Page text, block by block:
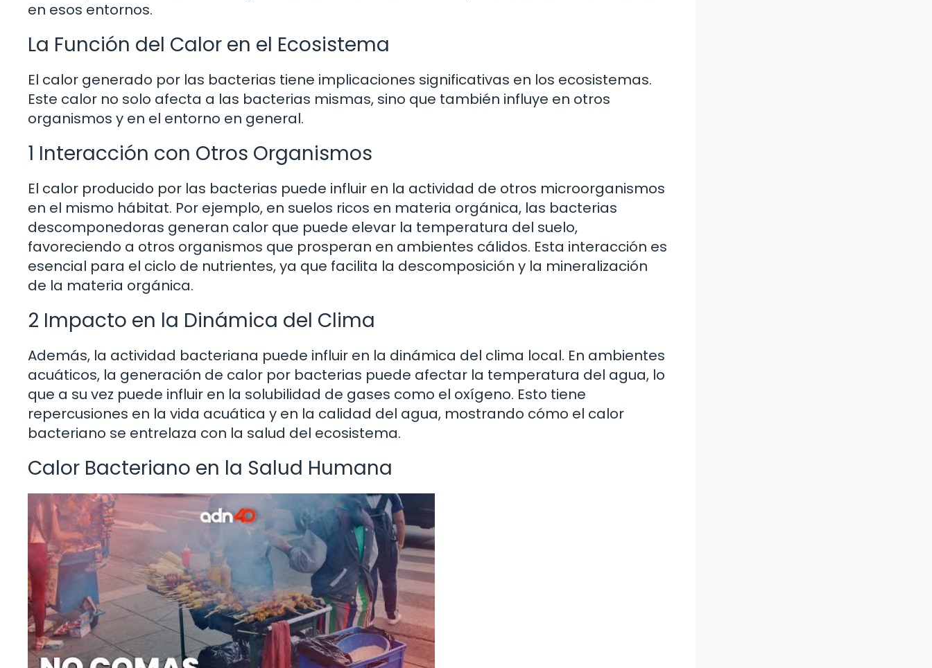
en esos entornos.
La Función del Calor en el Ecosistema
El calor generado por las bacterias tiene implicaciones significativas en los ecosistemas.
Este calor no solo afecta a las bacterias mismas, sino que también influye en otros
organismos y en el entorno en general.
1 Interacción con Otros Organismos
El calor producido por las bacterias puede influir en la actividad de otros microorganismos
en el mismo hábitat. Por ejemplo, en suelos ricos en materia orgánica, las bacterias
descomponedoras generan calor que puede elevar la temperatura del suelo,
favoreciendo a otros organismos que prosperan en ambientes cálidos. Esta interacción es
esencial para el ciclo de nutrientes, ya que facilita la descomposición y la mineralización
de la materia orgánica.
2 Impacto en la Dinámica del Clima
Además, la actividad bacteriana puede influir en la dinámica del clima local. En ambientes
acuáticos, la generación de calor por bacterias puede afectar la temperatura del agua, lo
que a su vez puede influir en la solubilidad de gases como el oxígeno. Esto tiene
repercusiones en la vida acuática y en la calidad del agua, mostrando cómo el calor
bacteriano se entrelaza con la salud del ecosistema.
Calor Bacteriano en la Salud Humana